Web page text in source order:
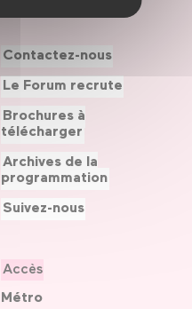
Accès
Métro
Contactez-nous
Le Forum recrute
Brochures à
télécharger
Archives de la
programmation
Suivez-nous